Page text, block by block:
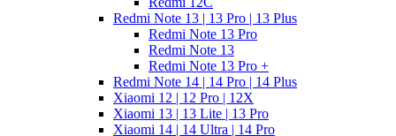
Redmi Note 13 | 13 Pro | 13 Plus
Redmi Note 13 Pro
Redmi Note 13
Redmi Note 13 Pro +
Redmi Note 14 | 14 Pro | 14 Plus
Xiaomi 12 | 12 Pro | 12X
Xiaomi 13 | 13 Lite | 13 Pro
Xiaomi 14 | 14 Ultra | 14 Pro